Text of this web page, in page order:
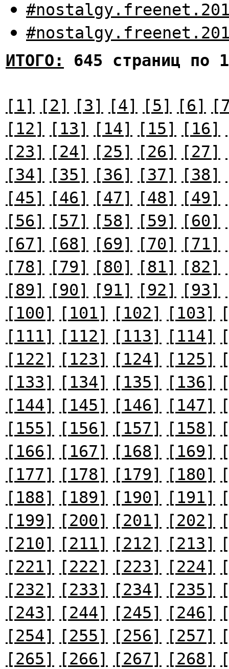
ИТОГО:
645 страниц по
[1] [2] [3] [4] [5] [6]
[12]
[13] [14] [15] [16]
[23]
[24] [25] [26] [27]
[34]
[35] [36] [37] [38]
[45]
[46] [47] [48] [49]
[56]
[57] [58] [59] [60]
[67]
[68] [69] [70] [71]
[78]
[79] [80] [81] [82]
[89]
[90] [91] [92] [93]
[100]
[101] [102] [103]
[111]
[112] [113] [114]
[122]
[123] [124] [125]
[133]
[134] [135] [136]
[144]
[145] [146] [147]
[155]
[156] [157] [158]
[166]
[167] [168] [169]
[177]
[178] [179] [180]
[188]
[189] [190] [191]
[199]
[200] [201] [202]
[210]
[211] [212] [213]
[221]
[222] [223] [224]
[232]
[233] [234] [235]
[243]
[244] [245] [246]
[254]
[255] [256] [257]
[265]
[266] [267] [268]